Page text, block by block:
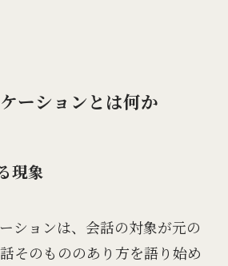
ーションとは何か
現象
ションは、会話の対象が元の
そのもののあり方を語り始め